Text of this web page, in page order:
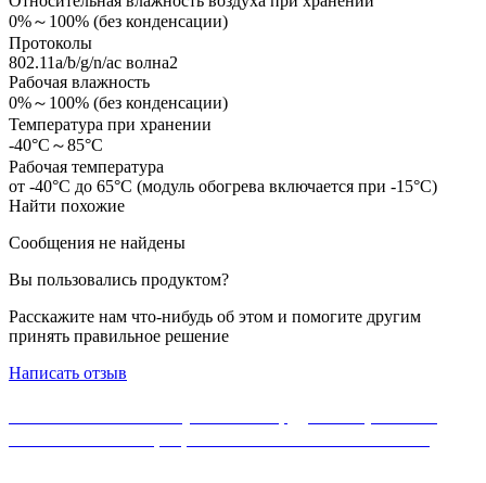
0%～100% (без конденсации)
Протоколы
802.11a/b/g/n/ac волна2
Рабочая влажность
0%～100% (без конденсации)
Температура при хранении
-40°C～85°C
Рабочая температура
от -40°C до 65°C (модуль обогрева включается при -15°C)
Найти похожие
Сообщения не найдены
Вы пользовались продуктом?
Расскажите нам что-нибудь об этом и помогите другим
принять правильное решение
Написать отзыв